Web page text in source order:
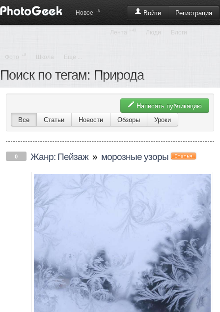
Войти Регистрация
Новое +8
Лента +43 Люди Блоги
Фото Школа Еще ...
Поиск по тегам: Природа
Написать публикацию
Все
Статьи Новости Обзоры Уроки
0 Жанр: Пейзаж » морозные узоры